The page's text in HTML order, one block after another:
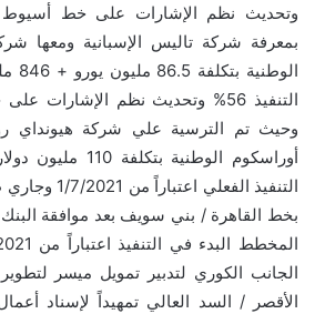
وتحديث نظم الإشارات على خط
بمعرفة شركة تاليس الإسبانية ومعها
التنفيذ 56% وتحديث نظم
وحيث تم الترسية علي شركة هيونداي
أوراسكوم الوطنية
التنفيذ
بخط القاهرة / بني سويف بعد موافقة
الجانب الكوري لتدبير تمويل ميسر
الأقصر / السد العالي تمهيداً لإسناد